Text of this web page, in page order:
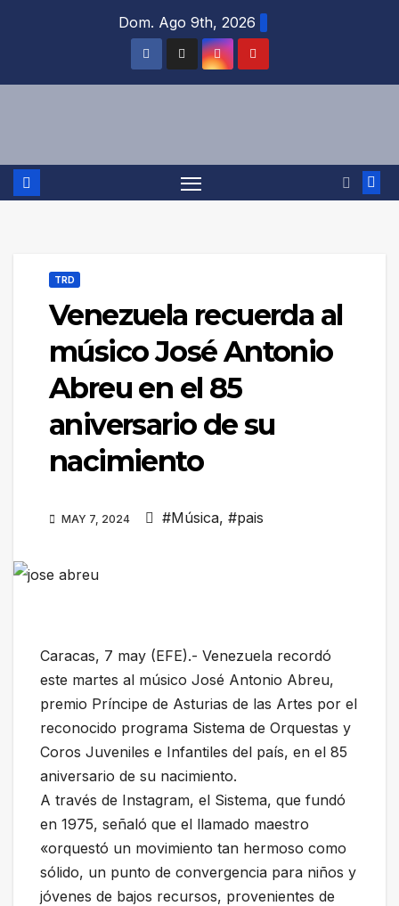
Dom. Ago 9th, 2026
TRD
Venezuela recuerda al
músico José Antonio
Abreu en el 85
aniversario de su
nacimiento
MAY 7, 2024 #Música, #pais
Caracas, 7 may (EFE).- Venezuela recordó
este martes al músico José Antonio Abreu,
premio Príncipe de Asturias de las Artes por el
reconocido programa Sistema de Orquestas y
Coros Juveniles e Infantiles del país, en el 85
aniversario de su nacimiento.
A través de Instagram, el Sistema, que fundó
en 1975, señaló que el llamado maestro
«orquestó un movimiento tan hermoso como
sólido, un punto de convergencia para niños y
jóvenes de bajos recursos, provenientes de